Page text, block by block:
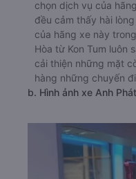
chọn dịch vụ của
đều cảm thấy hài
của hãng xe này
Hòa từ Kon Tum luôn
cải thiện những mặt
hàng những chuyến
b. Hình ảnh xe Anh Phát